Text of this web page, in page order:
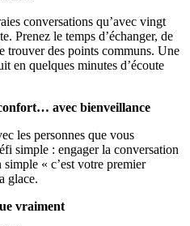
conversations qu’avec vingt
Prenez le temps d’échanger, de
trouver des points communs. Une
en quelques minutes d’écoute
avec bienveillance
les personnes que vous
simple : engager la conversation
« c’est votre premier
glace.
vraiment